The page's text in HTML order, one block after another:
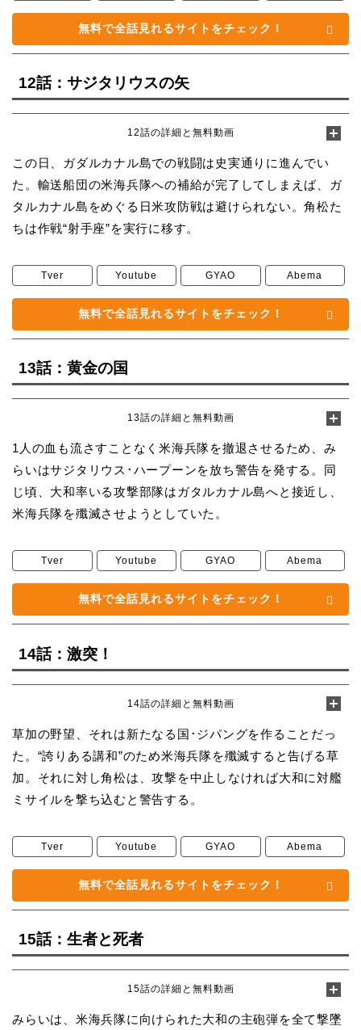
無料で全話見れるサイトをチェック！
12話：サジタリウスの矢
12話の詳細と無料動画
この日、ガダルカナル島での戦闘は史実通りに進んでい
た。輸送船団の米海兵隊への補給が完了してしまえば、ガ
タルカナル島をめぐる日米攻防戦は避けられない。角松た
ちは作戦“射手座”を実行に移す。
Tver Youtube GYAO Abema
無料で全話見れるサイトをチェック！
13話：黄金の国
13話の詳細と無料動画
1人の血も流さすことなく米海兵隊を撤退させるため、み
らいはサジタリウス･ハープーンを放ち警告を発する。同
じ頃、大和率いる攻撃部隊はガタルカナル島へと接近し、
米海兵隊を殲滅させようとしていた。
Tver Youtube GYAO Abema
無料で全話見れるサイトをチェック！
14話：激突！
14話の詳細と無料動画
草加の野望、それは新たなる国･ジパングを作ることだっ
た。“誇りある講和”のため米海兵隊を殲滅すると告げる草
加。それに対し角松は、攻撃を中止しなければ大和に対艦
ミサイルを撃ち込むと警告する。
Tver Youtube GYAO Abema
無料で全話見れるサイトをチェック！
15話：生者と死者
15話の詳細と無料動画
みらいは、米海兵隊に向けられた大和の主砲弾を全て撃墜